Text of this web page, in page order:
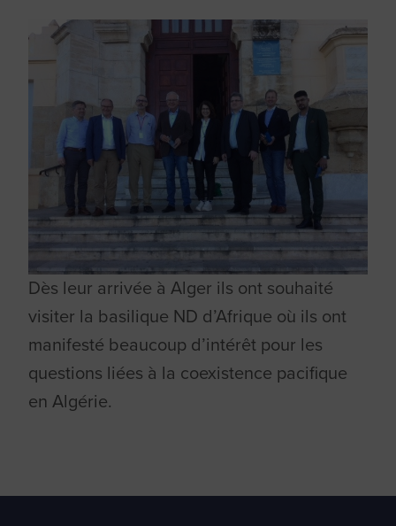
Dès leur arrivée à Alger ils ont souhaité
visiter la basilique ND d’Afrique où ils ont
manifesté beaucoup d’intérêt pour les
questions liées à la coexistence pacifique
en Algérie.